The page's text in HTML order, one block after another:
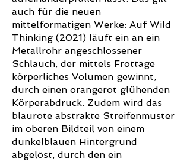
auch für die neuen
mittelformatigen Werke: Auf Wild
Thinking (2021) läuft ein an ein
Metallrohr angeschlossener
Schlauch, der mittels Frottage
körperliches Volumen gewinnt,
durch einen orangerot glühenden
Körperabdruck. Zudem wird das
blaurote abstrakte Streifenmuster
im oberen Bildteil von einem
dunkelblauen Hintergrund
abgelöst, durch den ein